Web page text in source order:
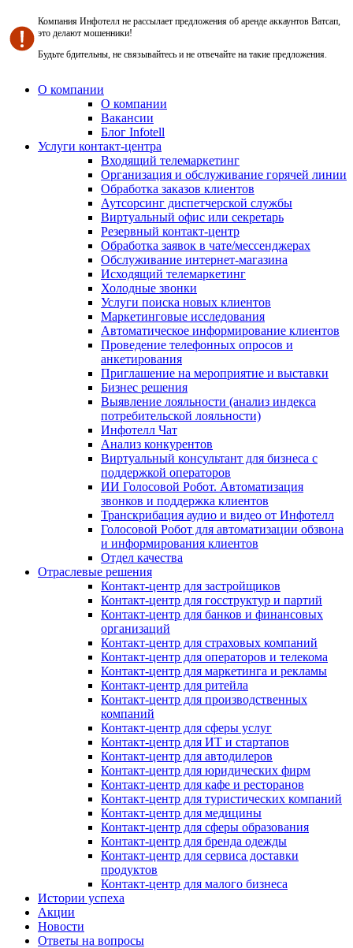
Компания Инфотелл не рассылает предложения об аренде аккаунтов Ватсап,
это делают мошенники!
Будьте бдительны, не связывайтесь и не отвечайте на такие предложения.
О компании
О компании
Вакансии
Блог Infotell
Услуги контакт-центра
Входящий телемаркетинг
Организация и обслуживание горячей линии
Обработка заказов клиентов
Аутсорсинг диспетчерской службы
Виртуальный офис или секретарь
Резервный контакт-центр
Обработка заявок в чате/мессенджерах
Обслуживание интернет-магазина
Исходящий телемаркетинг
Холодные звонки
Услуги поиска новых клиентов
Маркетинговые исследования
Автоматическое информирование клиентов
Проведение телефонных опросов и
анкетирования
Приглашение на мероприятие и выставки
Бизнес решения
Выявление лояльности (анализ индекса
потребительской лояльности)
Инфотелл Чат
Анализ конкурентов
Виртуальный консультант для бизнеса с
поддержкой операторов
ИИ Голосовой Робот. Автоматизация
звонков и поддержка клиентов
Транскрибация аудио и видео от Инфотелл
Голосовой Робот для автоматизации обзвона
и информирования клиентов
Отдел качества
Отраслевые решения
Контакт-центр для застройщиков
Контакт-центр для госструктур и партий
Контакт-центр для банков и финансовых
организаций
Контакт-центр для страховых компаний
Контакт-центр для операторов и телекома
Контакт-центр для маркетинга и рекламы
Контакт-центр для ритейла
Контакт-центр для производственных
компаний
Контакт-центр для сферы услуг
Контакт-центр для ИТ и стартапов
Контакт-центр для автодилеров
Контакт-центр для юридических фирм
Контакт-центр для кафе и ресторанов
Контакт-центр для туристических компаний
Контакт-центр для медицины
Контакт-центр для сферы образования
Контакт-центр для бренда одежды
Контакт-центр для сервиса доставки
продуктов
Контакт-центр для малого бизнеса
Истории успеха
Акции
Новости
Ответы на вопросы